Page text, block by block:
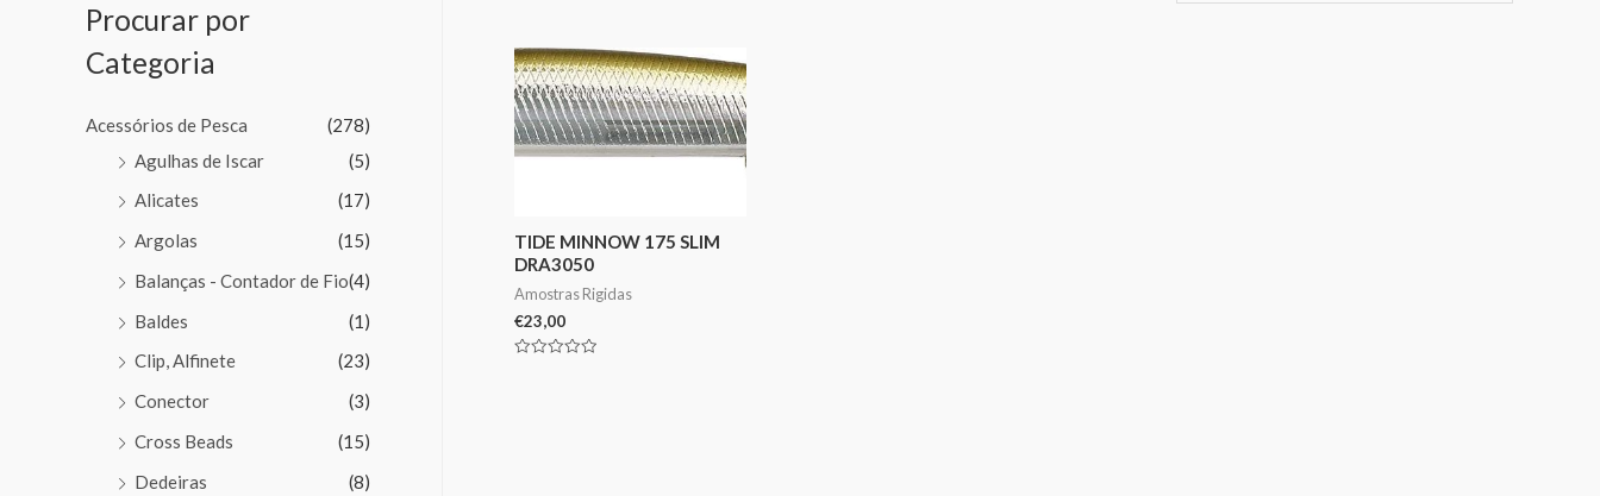
Procurar por
Categoria
Acessórios de Pesca
(278)
Agulhas de Iscar
(5)
Alicates
(17)
Argolas
(15)
Balanças - Contador de Fio(4)
Baldes
(1)
Clip, Alfinete
(23)
Conector
(3)
Cross Beads
(15)
Dedeiras
(8)
TIDE MINNOW 175 SLIM
DRA3050
Amostras Rigidas
€23,00